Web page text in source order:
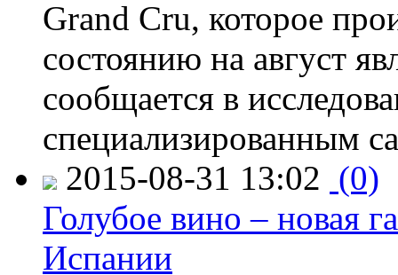
Grand Cru, которое
состоянию на август
сообщается в
специализированным
2015-08-31 13:02 (0)
Голубое вино – новая
Испании